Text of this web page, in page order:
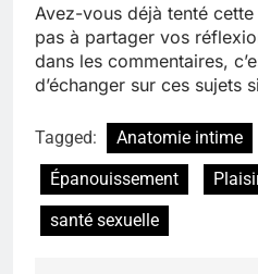
Avez-vous déjà tenté
pas à partager vos
dans les commentaires,
d’échanger sur ces sujets
Tagged: Anatomie intime
Épanouissement
santé sexuelle